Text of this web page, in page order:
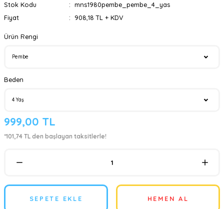
Stok Kodu
mns1980pembe_pembe_4_yas
Fiyat
908,18 TL + KDV
Ürün Rengi
Beden
999,00 TL
*101,74 TL den başlayan taksitlerle!
SEPETE EKLE HEMEN AL